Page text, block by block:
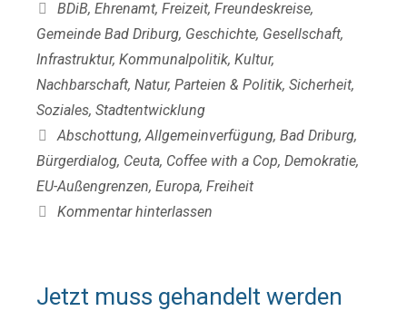
Kategorien
BDiB, Ehrenamt, Freizeit, Freundeskreise,
Gemeinde Bad Driburg, Geschichte, Gesellschaft,
Infrastruktur, Kommunalpolitik, Kultur,
Nachbarschaft, Natur, Parteien & Politik, Sicherheit,
Soziales, Stadtentwicklung
Schlagwörter
Abschottung,Allgemeinverfügung, Bad Driburg,
Bürgerdialog, Ceuta, Coffee with a Cop, Demokratie,
EU-Außengrenzen, Europa, Freiheit
Kommentar hinterlassen
Jetzt muss gehandelt werden